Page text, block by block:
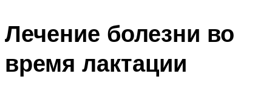
Лечение болезни во
время лактации